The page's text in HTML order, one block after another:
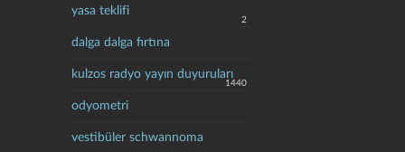
yasa teklifi
2
dalga dalga fırtına
kulzos radyo yayın duyuruları
1440
odyometri
vestibüler schwannoma